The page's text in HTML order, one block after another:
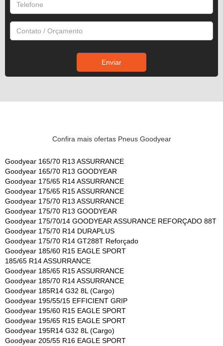
Confira mais ofertas Pneus Goodyear
Goodyear 165/70 R13 ASSURRANCE
Goodyear 165/70 R13 GOODYEAR
Goodyear 175/65 R14 ASSURRANCE
Goodyear 175/65 R15 ASSURRANCE
Goodyear 175/70 R13 ASSURRANCE
Goodyear 175/70 R13 GOODYEAR
Goodyear 175/70/14 GOODYEAR ASSURANCE REFORÇADO 88T
Goodyear 175/70 R14 DURAPLUS
Goodyear 175/70 R14 GT288T Reforçado
Goodyear 185/60 R15 EAGLE SPORT
185/65 R14 ASSURRANCE
Goodyear 185/65 R15 ASSURRANCE
Goodyear 185/70 R14 ASSURRANCE
Goodyear 185R14 G32 8L (Cargo)
Goodyear 195/55/15 EFFICIENT GRIP
Goodyear 195/60 R15 EAGLE SPORT
Goodyear 195/65 R15 EAGLE SPORT
Goodyear 195R14 G32 8L (Cargo)
Goodyear 205/55 R16 EAGLE SPORT